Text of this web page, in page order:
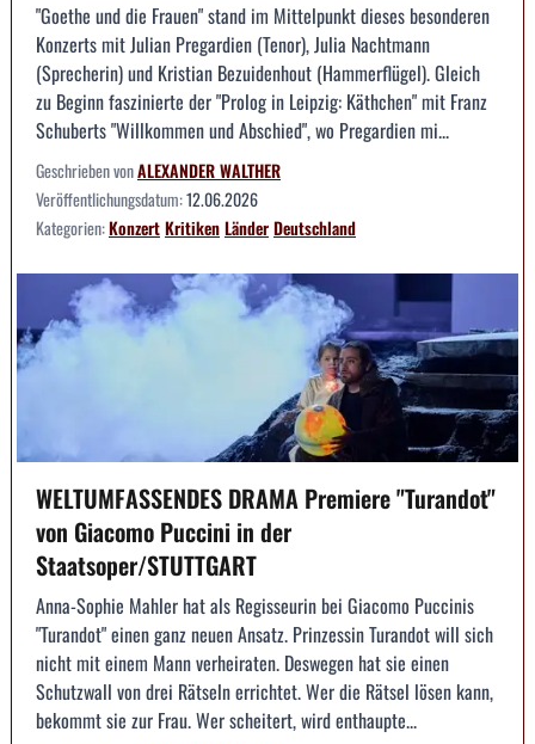
"Goethe und die Frauen" stand im Mittelpunkt dieses besonderen
Konzerts mit Julian Pregardien (Tenor), Julia Nachtmann
(Sprecherin) und Kristian Bezuidenhout (Hammerflügel). Gleich
zu Beginn faszinierte der "Prolog in Leipzig: Käthchen" mit Franz
Schuberts "Willkommen und Abschied", wo Pregardien mi...
Geschrieben vonALEXANDER WALTHER
Veröffentlichungsdatum:12.06.2026
Kategorien:KonzertKritikenLänderDeutschland
WELTUMFASSENDES DRAMA Premiere "Turandot"
von Giacomo Puccini in der
Staatsoper/STUTTGART
Anna-Sophie Mahler hat als Regisseurin bei Giacomo Puccinis
"Turandot" einen ganz neuen Ansatz. Prinzessin Turandot will sich
nicht mit einem Mann verheiraten. Deswegen hat sie einen
Schutzwall von drei Rätseln errichtet. Wer die Rätsel lösen kann,
bekommt sie zur Frau. Wer scheitert, wird enthaupte...